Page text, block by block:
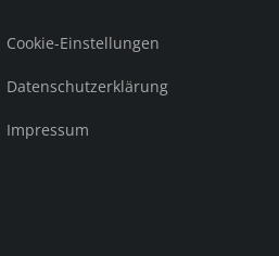
Cookie-Einstellungen
Datenschutzerklärung
Impressum